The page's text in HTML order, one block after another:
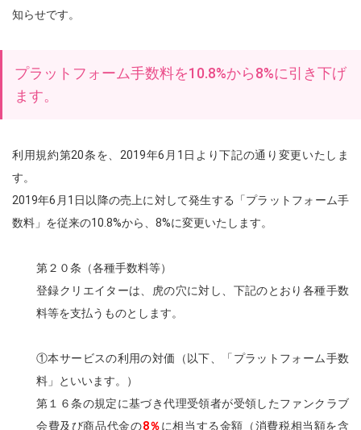
知らせです。
プラットフォーム手数料を10.8%から8%に引き下げ
ます。
利用規約第20条を、2019年6月1日より下記の通り変更いたしま
す。
2019年6月1日以降の売上に対して発生する「プラットフォーム手
数料」を従来の10.8%から、8%に変更いたします。
第２０条（各種手数料等）
登録クリエイターは、虎の穴に対し、下記のとおり各種手数
料等を支払うものとします。
①本サービスの利用の対価（以下、「プラットフォーム手数
料」といいます。）
第１６条の規定に基づき代理受領者が受領したファンクラブ
会費及び商品代金の8％に相当する金額（消費税相当額を含